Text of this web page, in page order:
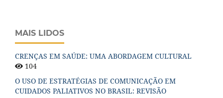
MAIS LIDOS
CRENÇAS EM SAÚDE: UMA ABORDAGEM CULTURAL
104
O USO DE ESTRATÉGIAS DE COMUNICAÇÃO EM
CUIDADOS PALIATIVOS NO BRASIL: REVISÃO